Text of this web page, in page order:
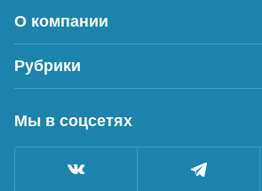
О компании
Рубрики
Мы в соцсетях